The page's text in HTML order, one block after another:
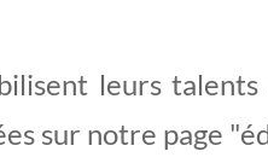
leurs
sur notre page